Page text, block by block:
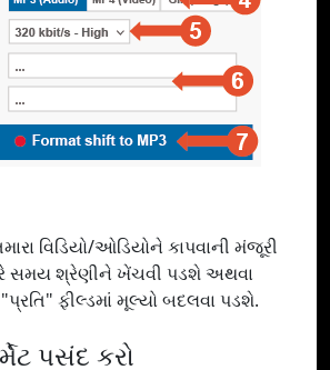
વિડિયો/ઓડિયોને કાપવાની મંજૂરી
સમય શ્રેણીને ખેંચવી પડશે અથવા
ફીલ્ડમાં મૂલ્યો બદલવા પડશે.
પસંદ કરો